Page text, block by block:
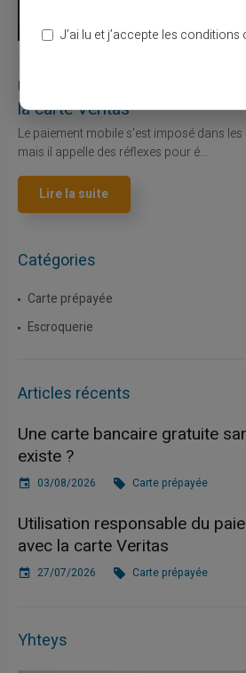
Carte
Utilisation responsable du
la carte Veritas
Le paiement mobile s'est imposé dans
mais il appelle des réflexes pour é...
Lire la suite
Catégories
Carte prépayée
Escroquerie
Articles récents
Une carte bancaire gratuite
existe ?
03/08/2026 Carte prépayée
Utilisation responsable du
avec la carte Veritas
27/07/2026 Carte prépayée
Yhteys
J’ai lu et j’accepte les conditions